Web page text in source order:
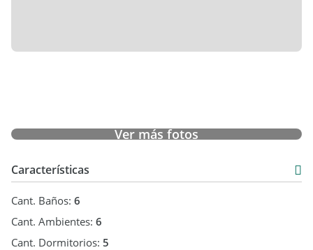
Ver más fotos
Características
Cant. Baños: 6
Cant. Ambientes: 6
Cant. Dormitorios: 5